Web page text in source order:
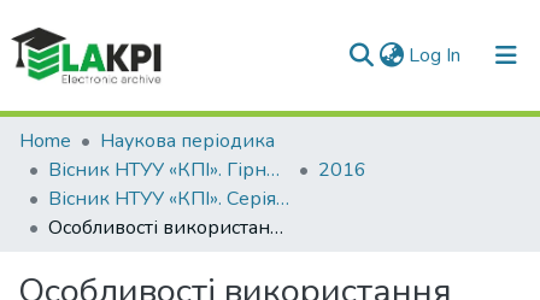
Log In (current)
Communities & Collections
All of DSpace
Statistics
Home
Наукова періодика
Вісник НТУУ «КПІ». Гірництво
2016
Вісник НТУУ «КПІ». Серія «Гірництво»: збірник наукових праць, Вип. 30
Особливості використання матричних перетворювачів частоти в електроприводах з синхронними двигунами